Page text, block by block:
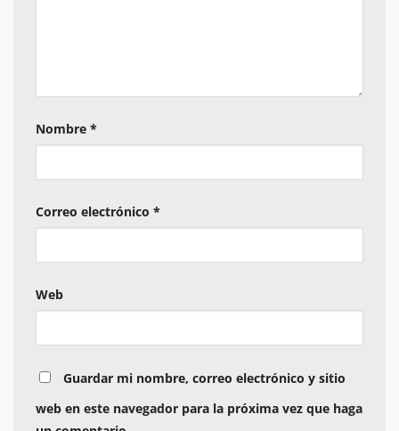
Nombre *
Correo electrónico *
Web
Guardar mi nombre, correo electrónico y sitio
web en este navegador para la próxima vez que haga